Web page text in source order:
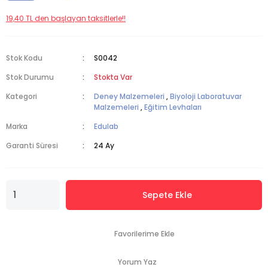
19,40 TL den başlayan taksitlerle!!
Stok Kodu
S0042
Stok Durumu
Stokta Var
Kategori
Deney Malzemeleri ,Biyoloji Laboratuvar
Malzemeleri ,Eğitim Levhaları
Marka
Edulab
Garanti Süresi
24 Ay
Sepete Ekle
Yorum Yaz